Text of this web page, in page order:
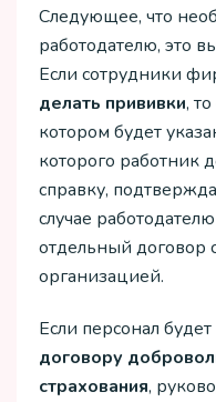
Следующее, что
работодателю, это
Если сотрудники
делать прививки,
котором будет
которого работник
справку,
случае
отдельный договор
организацией.
Если персонал
договору
страхования,